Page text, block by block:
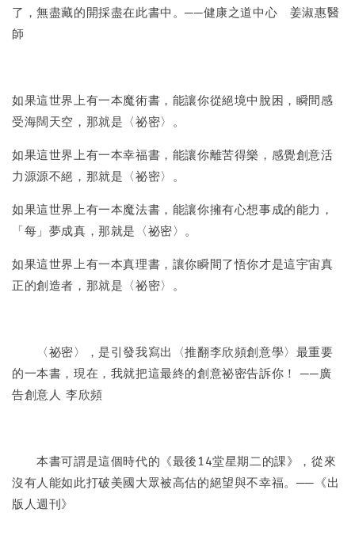
了，無盡藏的開採盡在此書中。──健康之道中心 姜淑惠醫
師
如果這世界上有一本魔術書，能讓你從絕境中脫困，瞬間感
受海闊天空，那就是〈祕密〉。
如果這世界上有一本幸福書，能讓你離苦得樂，感覺創意活
力源源不絕，那就是〈祕密〉。
如果這世界上有一本魔法書，能讓你擁有心想事成的能力，
「每」夢成真，那就是〈祕密〉。
如果這世界上有一本真理書，讓你瞬間了悟你才是這宇宙真
正的創造者，那就是〈祕密〉。
〈祕密〉，是引發我寫出〈推翻李欣頻創意學〉最重要
的一本書，現在，我就把這最終的創意祕密告訴你！ ──廣
告創意人 李欣頻
本書可謂是這個時代的《最後14堂星期二的課》，從來
沒有人能如此打破美國大眾被高估的絕望與不幸福。──《出
版人週刊》